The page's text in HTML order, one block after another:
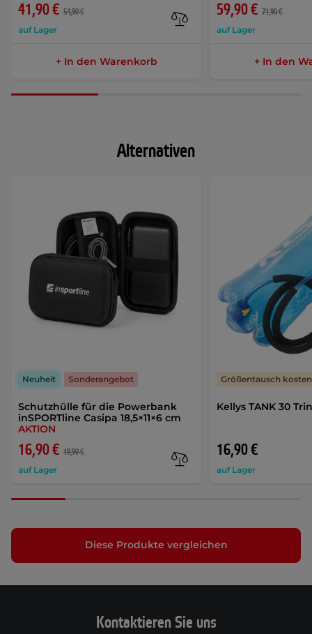
41,90 € 54,90 €
auf Lager
+ In den Warenkorb
59,90 € 71,90 €
auf Lager
+ In den
Alternativen
Schutzhülle für die Powerbank
inSPORTline Casipa 18,5×11×6 cm
AKTION
16,90 € 19,90 €
auf Lager
Neuheit Sonderangebot
Kellys TANK 30
16,90 €
auf Lager
Größentausch
Diese Produkte vergleichen
Kontaktieren Sie uns